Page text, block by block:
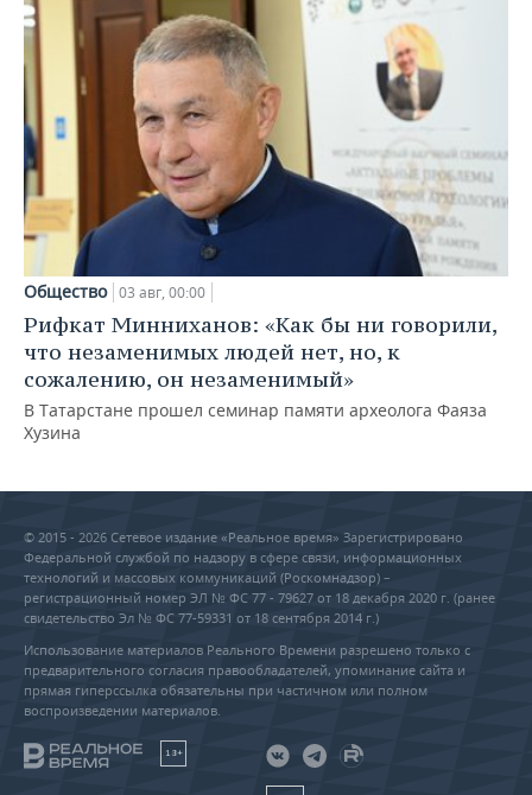
Общество 03 авг, 00:00
Рифкат Минниханов: «Как бы ни говорили,
что незаменимых людей нет, но, к
сожалению, он незаменимый»
В Татарстане прошел семинар памяти археолога Фаяза
Хузина
© 2015 - 2026 Сетевое издание «Реальное время» Зарегистрировано
Федеральной службой по надзору в сфере связи, информационных
технологий и массовых коммуникаций (Роскомнадзор) –
регистрационный номер ЭЛ № ФС 77 - 79627 от 18 декабря 2020 г. (ранее
свидетельство Эл № ФС 77-59331 от 18 сентября 2014 г.)
Использование материалов Реального Времени разрешено только с
предварительного согласия правообладателей, упоминание сайта и
прямая гиперссылка обязательны при частичном или полном
воспроизведении материалов.
18+